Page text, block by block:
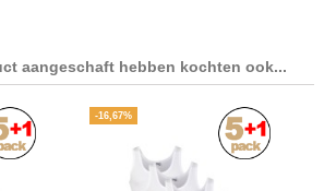
aangeschaft hebben kochten ook...
-16,67%